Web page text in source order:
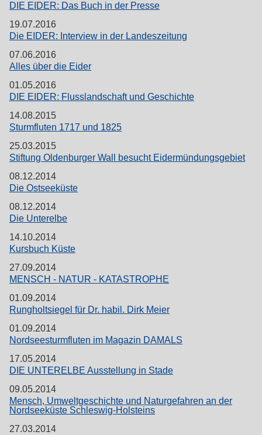
DIE EIDER: Das Buch in der Presse
19.07.2016
Die EIDER: Interview in der Landeszeitung
07.06.2016
Alles über die Eider
01.05.2016
DIE EIDER: Flusslandschaft und Geschichte
14.08.2015
Sturmfluten 1717 und 1825
25.03.2015
Stiftung Oldenburger Wall besucht Eidermündungsgebiet
08.12.2014
Die Ostseeküste
08.12.2014
Die Unterelbe
14.10.2014
Kursbuch Küste
27.09.2014
MENSCH - NATUR - KATASTROPHE
01.09.2014
Rungholtsiegel für Dr. habil. Dirk Meier
01.09.2014
Nordseesturmfluten im Magazin DAMALS
17.05.2014
DIE UNTERELBE Ausstellung in Stade
09.05.2014
Mensch, Umweltgeschichte und Naturgefahren an der
Nordseeküste Schleswig-Holsteins
27.03.2014